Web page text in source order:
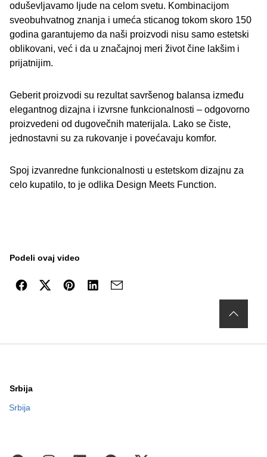
oduševljavamo ljude na celom svetu. Kombinacijom
sveobuhvatnog znanja i umeća sticanog tokom skoro 150
godina garantujemo da naši proizvodi nisu samo estetski
oblikovani, već i da u značajnoj meri život čine lakšim i
prijatnijim.
Geberit proizvodi su rezultat savršenog balansa između
elegantnog dizajna i izvrsne funkcionalnosti – odgovorno
proizvedeni od dugovečnih materijala. Lako se čiste,
jednostavni su za rukovanje i povećavaju komfor.
Spoj izvanredne funkcionalnosti u estetskom dizajnu za
celo kupatilo, to je odlika Design Meets Function.
Podeli ovaj video
Srbija
Srbija